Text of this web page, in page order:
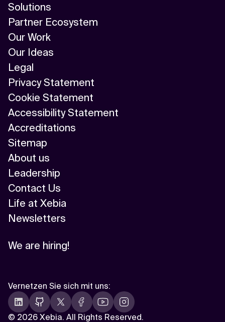
Solutions
Partner Ecosystem
Our Work
Our Ideas
Legal
Privacy Statement
Cookie Statement
Accessibility Statement
Accreditations
Sitemap
About us
Leadership
Contact Us
Life at Xebia
Newsletters
We are hiring!
© 2026 Xebia. All Rights Reserved.
Vernetzen Sie sich mit uns: